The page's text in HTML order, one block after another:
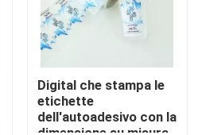
Digital che stampa le
etichette
dell'autoadesivo con la